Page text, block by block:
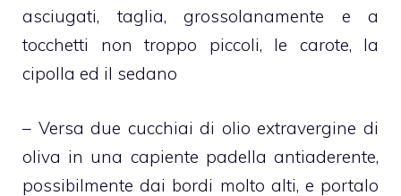
asciugati, taglia, grossolanamente e a
tocchetti non troppo piccoli, le carote, la
cipolla ed il sedano
– Versa due cucchiai di olio extravergine di
oliva in una capiente padella antiaderente,
possibilmente dai bordi molto alti, e portalo